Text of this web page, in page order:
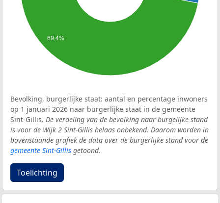
69,4%
Bevolking, burgerlijke staat: aantal en percentage inwoners
op 1 januari 2026 naar burgerlijke staat in de gemeente
Sint-Gillis. De verdeling van de bevolking naar burgelijke stand
is voor de Wijk 2 Sint-Gillis helaas onbekend. Daarom worden in
bovenstaande grafiek de data over de burgerlijke stand voor de
gemeente Sint-Gillis getoond.
Toelichting